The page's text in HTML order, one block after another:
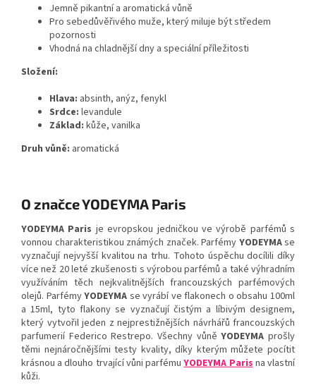
Jemně pikantní a aromatická vůně
Pro sebedůvěřivého muže, který miluje být středem
pozornosti
Vhodná na chladnější dny a speciální příležitosti
Složení:
Hlava: absinth, anýz, fenykl
Srdce: levandule
Základ: kůže, vanilka
Druh vůně: aromatická
O značce YODEYMA Paris
YODEYMA Paris je evropskou jedničkou ve výrobě parfémů s
vonnou charakteristikou známých značek. Parfémy YODEYMAse
vyznačují nejvyšší kvalitou na trhu. Tohoto úspěchu docílili díky
více než 20 leté zkušenosti s výrobou parfémů a také výhradním
využíváním těch nejkvalitnějších francouzských parfémových
olejů. ParfémyYODEYMA se vyrábí ve flakonech o obsahu 100ml
a 15ml, tyto flakony se vyznačují čistým a líbivým designem,
který vytvořil jeden z nejprestižnějších návrhářů francouzských
parfumerií Federico Restrepo. Všechny vůněYODEYMA prošly
těmi nejnáročnějšími testy kvality, díky kterým můžete pocítit
krásnou a dlouho trvající vůni parfémuYODEYMA Parisna vlastní
kůži.